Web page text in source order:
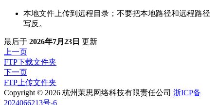
本地文件上传到远程目录；不要把本地路径和远程路径
写反。
最后于 2026年7月23日 更新
上一页
FTP下载文件夹
下一页
FTP上传文件夹
Copyright © 2026 杭州茉思网络科技有限责任公司 浙ICP备
2024066213号-6